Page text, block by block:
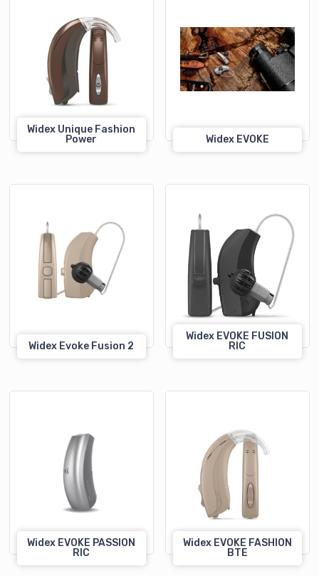
Widex Unique Fashion
Power
Widex EVOKE
Widex Evoke Fusion 2
Widex EVOKE FUSION
RIC
Widex EVOKE PASSION
RIC
Widex EVOKE FASHION
BTE